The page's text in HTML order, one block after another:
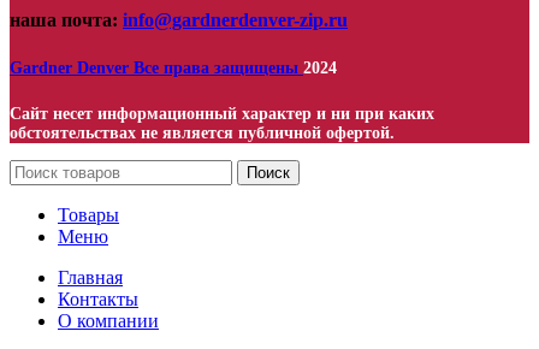
наша почта: info@gardnerdenver-zip.ru
Gardner Denver Все права защищены 2024
Сайт несет информационный характер и ни при каких
обстоятельствах не является публичной офертой.
Поиск
Товары
Меню
Главная
Контакты
О компании